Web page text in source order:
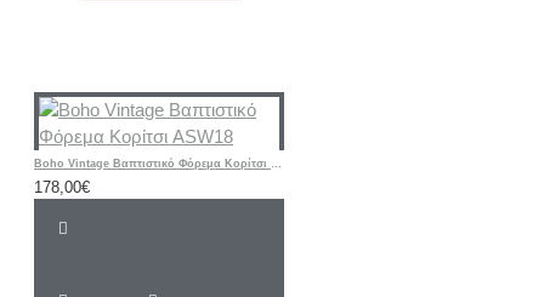
Boho Vintage Βαπτιστικό Φόρεμα Κορίτσι ASW18
178,00€